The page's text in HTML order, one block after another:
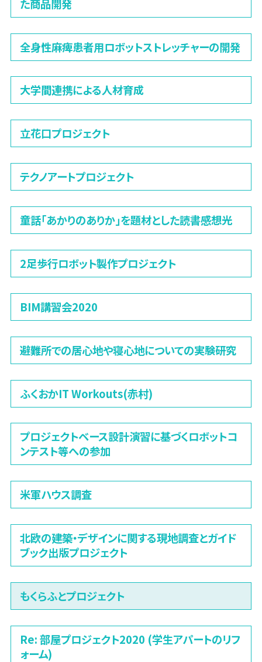
た商品開発
全身性麻痺患者用ロボットストレッチャーの開発
大学間連携による人材育成
立花口プロジェクト
テクノアートプロジェクト
童話「あかりのありか」を題材とした読書感想光
2足歩行ロボット製作プロジェクト
BIM講習会2020
避難所での居心地や寝心地についての実験研究
ふくおかIT Workouts(赤村)
プロジェクトベース設計演習に基づくロボットコ
ンテスト等への参加
米軍ハウス調査
北欧の建築・デザインに関する現地調査とガイド
ブック出版プロジェクト
もくらふとプロジェクト
Re: 部屋プロジェクト2020 (学生アパートのリフ
ォーム)